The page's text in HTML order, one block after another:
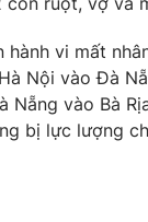
hành vi mất
Nội vào Đà
vào Bà
bị lực lượng